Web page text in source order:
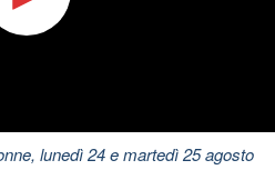
lunedì 24 e martedì 25 agosto